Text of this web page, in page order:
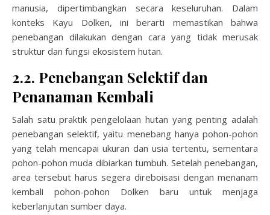
manusia, dipertimbangkan secara keseluruhan. Dalam
konteks Kayu Dolken, ini berarti memastikan bahwa
penebangan dilakukan dengan cara yang tidak merusak
struktur dan fungsi ekosistem hutan.
2.2. Penebangan Selektif dan
Penanaman Kembali
Salah satu praktik pengelolaan hutan yang penting adalah
penebangan selektif, yaitu menebang hanya pohon-pohon
yang telah mencapai ukuran dan usia tertentu, sementara
pohon-pohon muda dibiarkan tumbuh. Setelah penebangan,
area tersebut harus segera direboisasi dengan menanam
kembali pohon-pohon Dolken baru untuk menjaga
keberlanjutan sumber daya.